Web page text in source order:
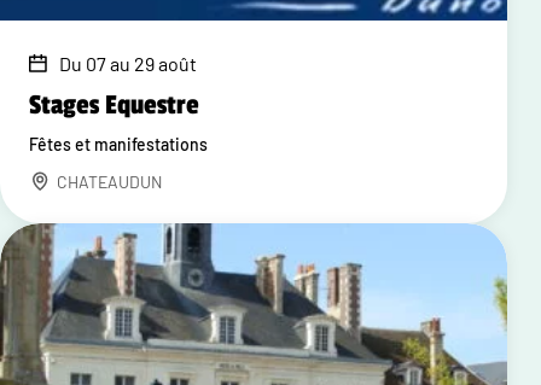
Du 07 au 29 août
Stages Equestre
Fêtes et manifestations
CHATEAUDUN